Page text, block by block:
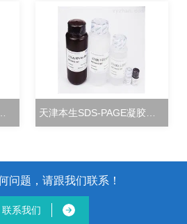
天津本生SDS-PAGE凝胶快速配制试剂盒
问题，请跟我们联系！
联系我们